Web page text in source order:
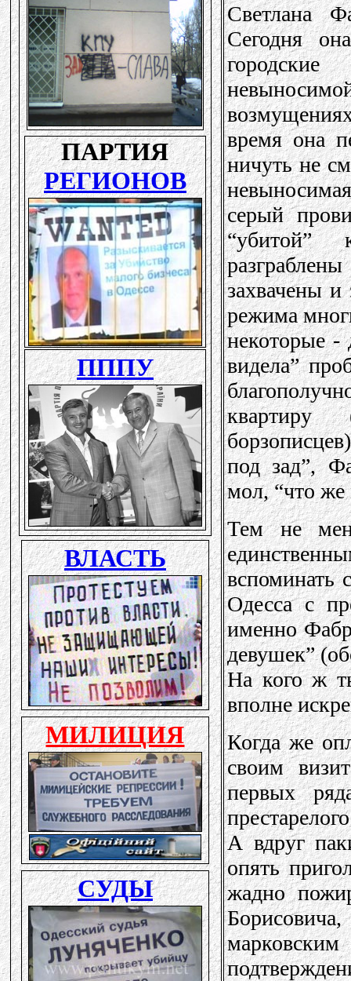
Светлана
Сегодня
время она
ничуть не
серый
“убитой”
захвачены
режима
некоторые -
видела”
квартиру
под зад”,
мол, “что же
Тем не
вспоминать
Одесса с
именно
девушек”
На кого ж
вполне
Когда же
своим
первых
А вдруг
опять
жадно